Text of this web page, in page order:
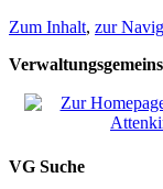
Zum Inhalt, zur
VG Suche